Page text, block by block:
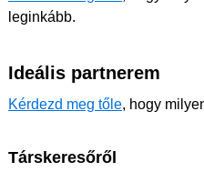
leginkább.
Ideális partnerem
Kérdezd meg tőle, hogy
Társkeresőről